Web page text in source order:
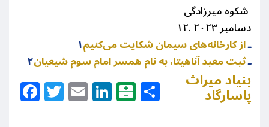
ش
۱۲. دسامبر ۲۰۲۳
۱ـاز کارخانه‌های سیمان شکایت می‌کنیم
۲ـثبت معبد آناهیتا، به نام همسر امام سوم شیعیان
Facebook
Twitter
EmailLinkedIn
Balatarin
Share
بنیاد میراث
پاسارگاد